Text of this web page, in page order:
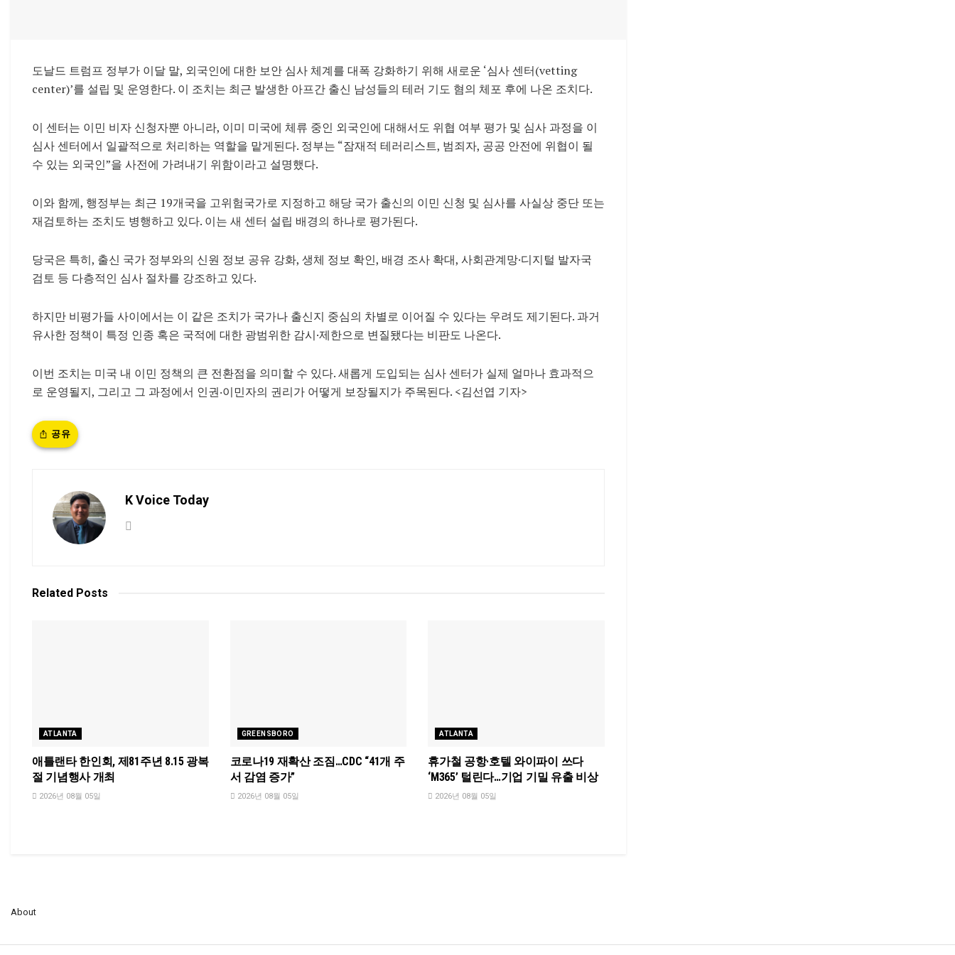
도날드 트럼프 정부가 이달 말, 외국인에 대한 보안 심사 체계를 대폭 강화하기 위해 새로운 ‘심사 센터(vetting
center)’를 설립 및 운영한다. 이 조치는 최근 발생한 아프간 출신 남성들의 테러 기도 혐의 체포 후에 나온 조치다.
이 센터는 이민 비자 신청자뿐 아니라, 이미 미국에 체류 중인 외국인에 대해서도 위협 여부 평가 및 심사 과정을 이
심사 센터에서 일괄적으로 처리하는 역할을 맡게된다. 정부는 “잠재적 테러리스트, 범죄자, 공공 안전에 위협이 될
수 있는 외국인”을 사전에 가려내기 위함이라고 설명했다.
이와 함께, 행정부는 최근 19개국을 고위험국가로 지정하고 해당 국가 출신의 이민 신청 및 심사를 사실상 중단 또는
재검토하는 조치도 병행하고 있다. 이는 새 센터 설립 배경의 하나로 평가된다.
당국은 특히, 출신 국가 정부와의 신원 정보 공유 강화, 생체 정보 확인, 배경 조사 확대, 사회관계망·디지털 발자국
검토 등 다층적인 심사 절차를 강조하고 있다.
하지만 비평가들 사이에서는 이 같은 조치가 국가나 출신지 중심의 차별로 이어질 수 있다는 우려도 제기된다. 과거
유사한 정책이 특정 인종 혹은 국적에 대한 광범위한 감시·제한으로 변질됐다는 비판도 나온다.
이번 조치는 미국 내 이민 정책의 큰 전환점을 의미할 수 있다. 새롭게 도입되는 심사 센터가 실제 얼마나 효과적으
로 운영될지, 그리고 그 과정에서 인권‧이민자의 권리가 어떻게 보장될지가 주목된다. <김선엽 기자>
공유
K Voice Today
Related Posts
ATLANTA
애틀랜타 한인회, 제81주년 8.15 광복
절 기념행사 개최
2026년 08월 05일
GREENSBORO
코로나19 재확산 조짐…CDC “41개 주
서 감염 증가”
2026년 08월 05일
ATLANTA
휴가철 공항·호텔 와이파이 쓰다
‘M365’ 털린다…기업 기밀 유출 비상
2026년 08월 05일
About